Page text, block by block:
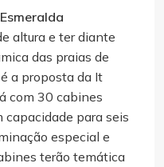
altura e ter diante
das praias de
a proposta da It
com 30 cabines
capacidade para seis
especial e
terão temática